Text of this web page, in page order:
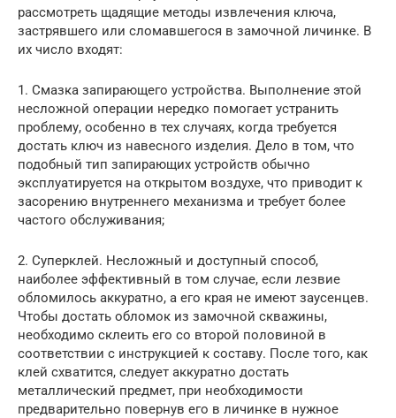
рассмотреть щадящие методы извлечения ключа,
застрявшего или сломавшегося в замочной личинке. В
их число входят:
1. Смазка запирающего устройства. Выполнение этой
несложной операции нередко помогает устранить
проблему, особенно в тех случаях, когда требуется
достать ключ из навесного изделия. Дело в том, что
подобный тип запирающих устройств обычно
эксплуатируется на открытом воздухе, что приводит к
засорению внутреннего механизма и требует более
частого обслуживания;
2. Суперклей. Несложный и доступный способ,
наиболее эффективный в том случае, если лезвие
обломилось аккуратно, а его края не имеют заусенцев.
Чтобы достать обломок из замочной скважины,
необходимо склеить его со второй половиной в
соответствии с инструкцией к составу. После того, как
клей схватится, следует аккуратно достать
металлический предмет, при необходимости
предварительно повернув его в личинке в нужное